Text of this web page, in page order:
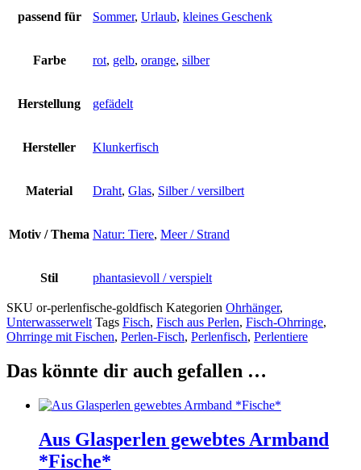
passend für Sommer, Urlaub, kleines Geschenk
Farbe rot, gelb, orange, silber
Herstellung gefädelt
Hersteller Klunkerfisch
Material Draht, Glas, Silber / versilbert
Motiv / Thema Natur: Tiere, Meer / Strand
Stil phantasievoll / verspielt
SKU or-perlenfische-goldfisch Kategorien Ohrhänger,
Unterwasserwelt Tags Fisch, Fisch aus Perlen, Fisch-Ohrringe,
Ohrringe mit Fischen, Perlen-Fisch, Perlenfisch, Perlentiere
Das könnte dir auch gefallen …
Aus Glasperlen gewebtes Armband
*Fische*